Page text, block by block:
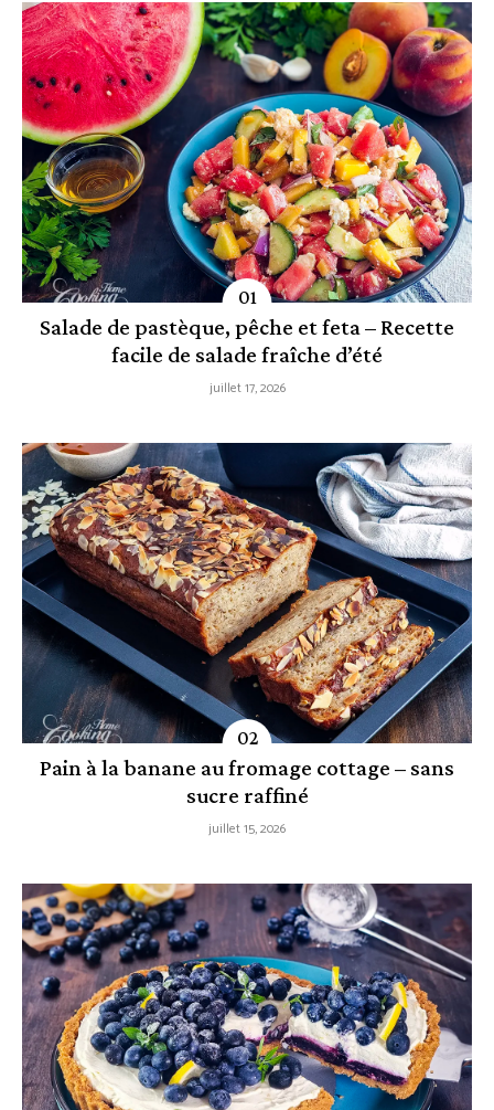
Salade de pastèque, pêche et feta – Recette
facile de salade fraîche d’été
juillet 17, 2026
Pain à la banane au fromage cottage – sans
sucre raffiné
juillet 15, 2026